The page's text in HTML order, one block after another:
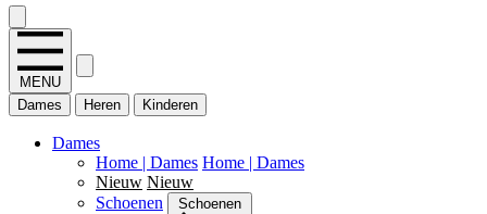
MENU
Dames
Heren Kinderen
Dames
Home | Dames Home | Dames
Nieuw Nieuw
Schoenen
Schoenen